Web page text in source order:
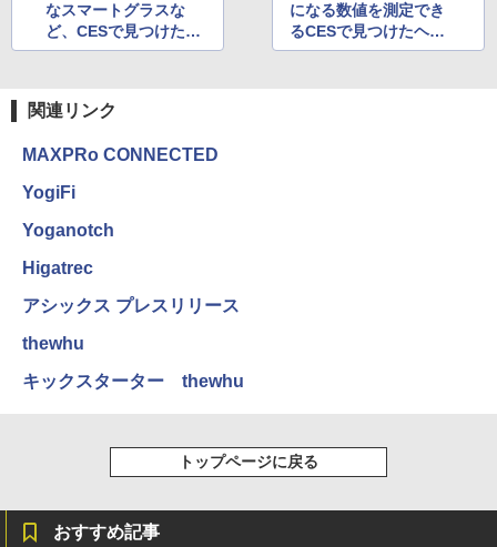
なスマートグラスな
ど、CESで見つけた先
進的なウェアラブルデ
になる数値を測定でき
るCESで見つけたヘル
スケア系デバイス
関連リンク
MAXPRo CONNECTED
YogiFi
Yoganotch
Higatrec
アシックス プレスリリース
thewhu
キックスターター thewhu
トップページに戻る
おすすめ記事